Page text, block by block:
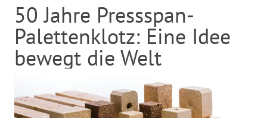
50 Jahre Pressspan-
Palettenklotz: Eine Idee
bewegt die Welt